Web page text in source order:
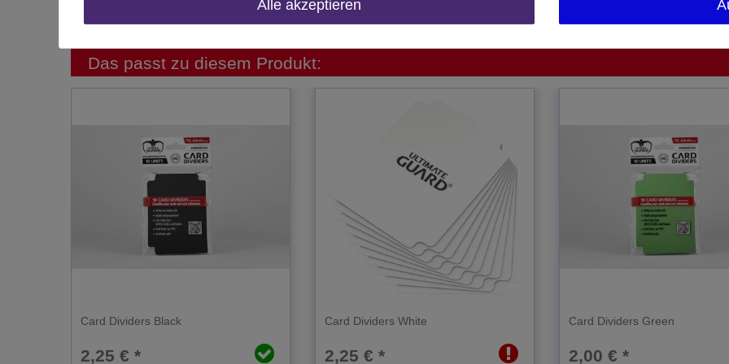
Das passt zu diesem Produkt:
Card Dividers Black
2,25 € *
Card Dividers White
2,25 € *
Card Dividers Green
2,00 € *
Alle akzeptieren